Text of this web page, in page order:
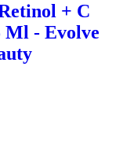
+ C
Ml - Evolve